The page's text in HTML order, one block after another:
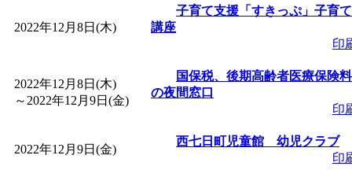
間：2026/08/10～2026/
赤ちゃん子育て講
付期間：2026/08/10～
「赤ちゃん子育て講
2022年12月8日(木)
子育て支援「すきっぷ」子育て
講座
印
2022年12月8日(木)
～ 2022年12月9日(金)
国保税、後期高齢者医療保険料
の夜間窓口
印
2022年12月9日(金)
西七日町児童館 幼児クラブ
印